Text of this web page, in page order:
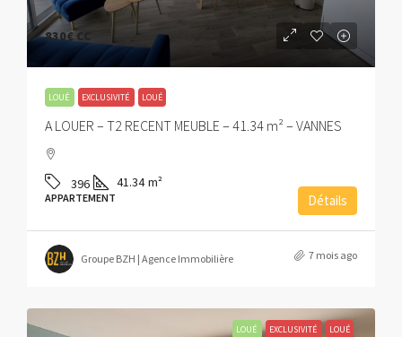
830€ CC
LOUÉ EXCLUSIVITÉ LOUÉ
A LOUER – T2 RECENT MEUBLE – 41.34 m² – VANNES
396 41.34 m²
APPARTEMENT Détails
Groupe BZH | Agence Immobilière 7 mois ago
LOUÉ EXCLUSIVITÉ LOUÉ